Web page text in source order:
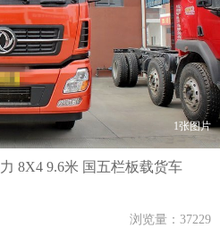
1张图片
8X4 9.6米 国五栏板载货车
浏览量：37229